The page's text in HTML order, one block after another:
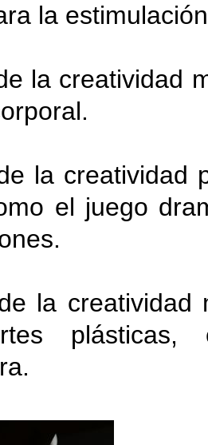
la
la creatividad
la creatividad
el juego
la creatividad